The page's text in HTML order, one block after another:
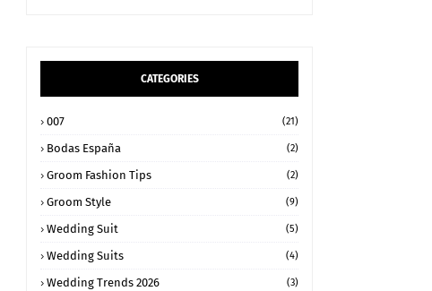
CATEGORIES
007 (21)
Bodas España (2)
Groom Fashion Tips (2)
Groom Style (9)
Wedding Suit (5)
Wedding Suits (4)
Wedding Trends 2026 (3)